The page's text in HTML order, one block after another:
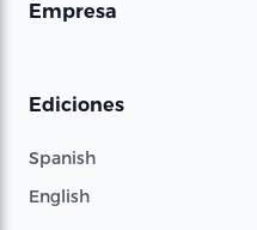
Empresa
Ediciones
Spanish
English